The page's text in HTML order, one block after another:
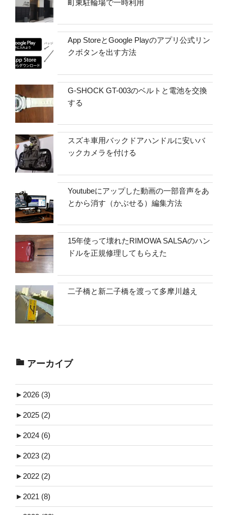
町東駐輪場で一時利用
App StoreとGoogle Playのアプリ公式リン
クボタンを出す方法
G-SHOCK GT-003のベルトと電池を交換
する
スズキ車用バックドアハンドルに安いバ
ックカメラを付ける
Youtubeにアップした動画の一部音声をあ
とから消す（かぶせる）編集方法
15年使って壊れたRIMOWA SALSAのハン
ドルを正規修理してもらえた
二子橋と新二子橋を渡って多摩川越え
アーカイブ
► 2026 (3)
► 2025 (2)
► 2024 (6)
► 2023 (2)
► 2022 (2)
► 2021 (8)